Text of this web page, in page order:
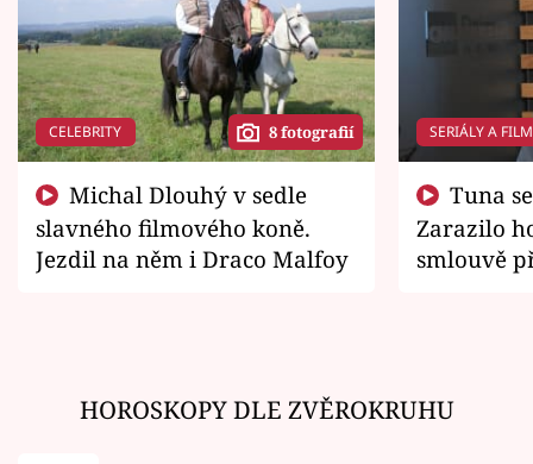
CELEBRITY 8 fotografií
slavného filmového koně.
Jezdil na něm i Draco Malfoy
SERIÁLY A
Zarazilo
smlouvě
HOROSKOPY DLE ZVĚROKRUHU